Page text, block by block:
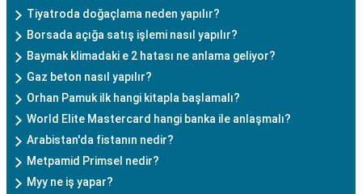
Tiyatroda doğaçlama neden yapılır?
Borsada açığa satış işlemi nasıl yapılır?
Baymak klimadaki e 2 hatası ne anlama geliyor?
Gaz beton nasıl yapılır?
Orhan Pamuk ilk hangi kitapla başlamalı?
World Elite Mastercard hangi banka ile anlaşmalı?
Arabistan'da fistanın nedir?
Metpamid Primsel nedir?
Myy ne iş yapar?